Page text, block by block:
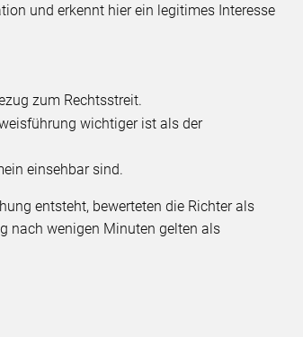
und erkennt hier ein legitimes Interesse
zum Rechtsstreit.
wichtiger ist als der
einsehbar sind.
entsteht, bewerteten die Richter als
nach wenigen Minuten gelten als